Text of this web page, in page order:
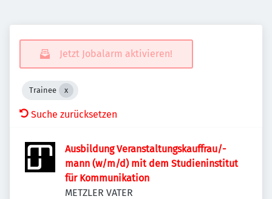
Jetzt Jobalarm aktivieren!
Trainee
Suche zurücksetzen
Ausbildung Veranstaltungskauffrau/-
mann (w/m/d) mit dem Studieninstitut
für Kommunikation
METZLER VATER